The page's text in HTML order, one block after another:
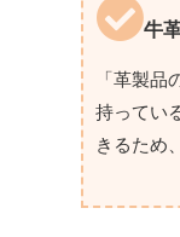
牛
「革製
持ってい
きるため